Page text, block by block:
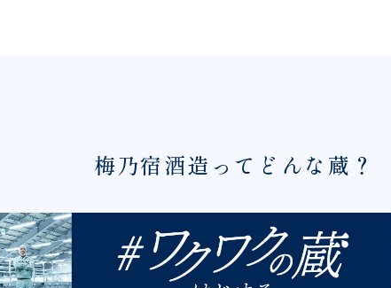
梅乃宿酒造ってどんな蔵？